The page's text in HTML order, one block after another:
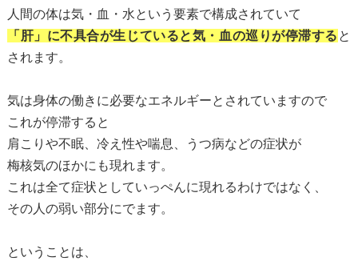
人間の体は気・血・水という要素で構成されていて
「肝」に不具合が生じていると気・血の巡りが停滞する と
されます。
気は身体の働きに必要なエネルギーとされていますので
これが停滞すると
肩こりや不眠、冷え性や喘息、うつ病などの症状が
梅核気のほかにも現れます。
これは全て症状としていっぺんに現れるわけではなく、
その人の弱い部分にでます。
ということは、